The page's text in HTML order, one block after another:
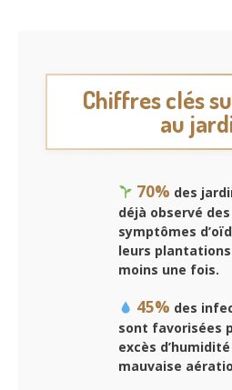
Chiffres clés
au
70% des
déjà observé des
symptômes
leurs
moins une fois.
45% des
sont favorisées
excès
mauvaise